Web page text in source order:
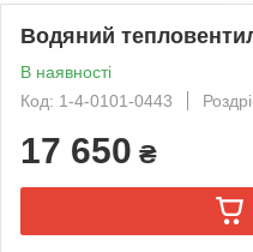
Водяний
В наявності
Код: 1-4-0101-0443
17 650 ₴